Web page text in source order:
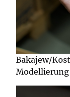
Bakajew/